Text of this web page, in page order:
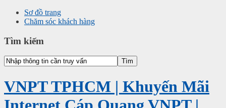
Sơ đồ trang
Chăm sóc khách hàng
Tìm kiếm
VNPT TPHCM | Khuyến Mãi